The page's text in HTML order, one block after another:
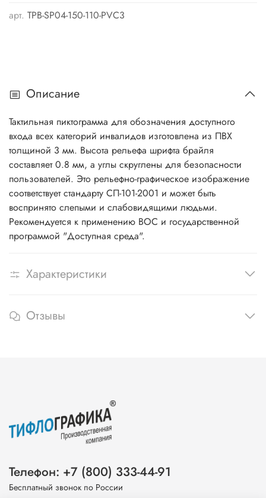
арт. TPB-SP04-150-110-PVC3
Описание
Тактильная пиктограмма для обозначения доступного
входа всех категорий инвалидов изготовлена из ПВХ
толщиной 3 мм. Высота рельефа шрифта брайля
составляет 0.8 мм, а углы скруглены для безопасности
пользователей. Это рельефно-графическое изображение
соответствует стандарту СП-101-2001 и может быть
воспринято слепыми и слабовидящими людьми.
Рекомендуется к применению ВОС и государственной
программой "Доступная среда".
Характеристики
Отзывы
Телефон: +7 (800) 333-44-91
Бесплатный звонок по России